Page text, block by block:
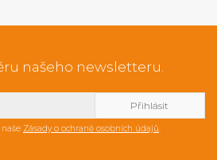
našeho newsletteru.
Zásady o ochraně osobních údajů.